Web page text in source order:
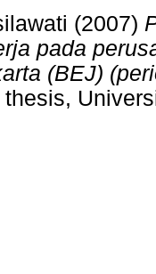
(2007)
pada
(BEJ)
thesis,